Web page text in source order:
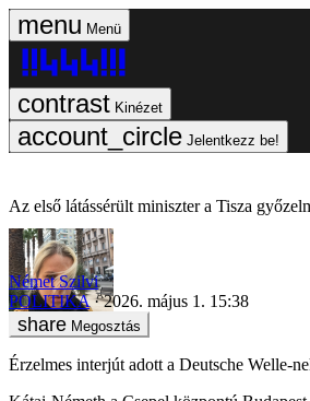
Menü
Kinézet
Jelentkezz be!
Az első látássérült miniszter a Tisza
Német Szilvi
POLITIKA
2026. május 1. 15:38
Megosztás
Érzelmes interjút adott a Deutsche Welle-